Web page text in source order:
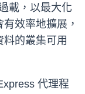
載，以最大化
效率地擴展，
的叢集可用
代理程